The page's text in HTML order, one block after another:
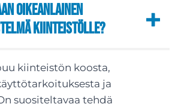
oikeanlainen
kiinteistölle?
kiinteistön koosta,
ja
suositeltavaa tehdä